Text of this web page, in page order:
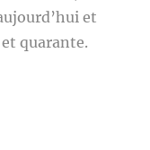
et
quarante.